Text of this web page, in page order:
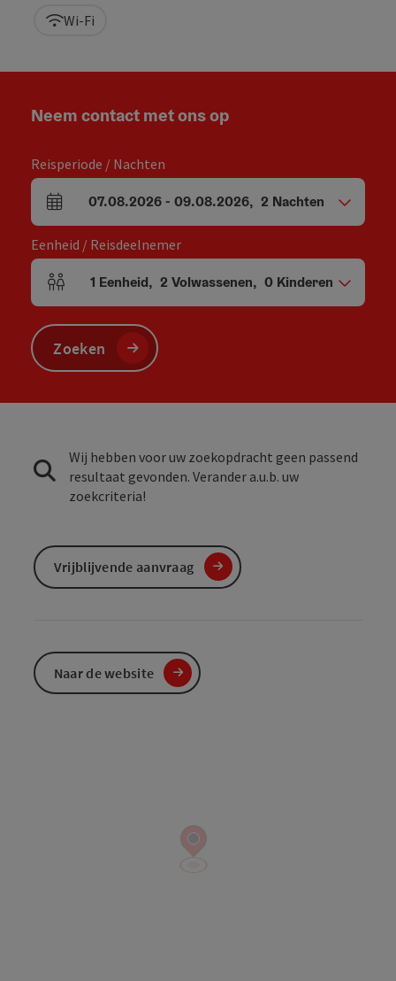
Wi-Fi
Neem contact met ons op
Reisperiode / Nachten
Velden voor aankomst en vertrek
07.08.2026- 09.08.2026, 2 Nachten
Eenheid / Reisdeelnemer
Aantal eenheden en persoonsvelden
1 Eenheid, 2 Volwassenen, 0 Kinderen
Zoeken
Wij hebben voor uw zoekopdracht geen passend
resultaat gevonden. Verander a.u.b. uw
zoekcriteria!
Vrijblijvende aanvraag
Naar de website